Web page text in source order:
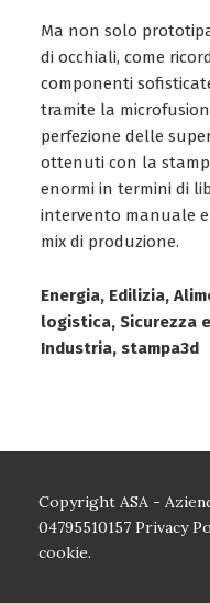
Ma non solo
di occhiali, come
componenti
tramite la
perfezione delle
ottenuti con la
enormi in termini di
intervento manuale
mix di produzione.
Energia, Edilizia,
logistica, Sicurezza
Industria, stampa3d
Copyright ASA -
04795510157 Privacy
cookie.